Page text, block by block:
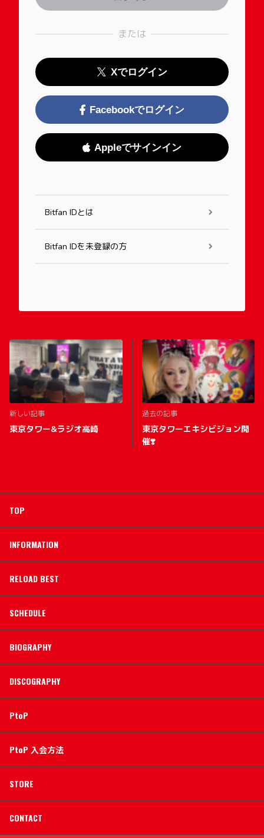
または
Xでログイン
Facebookでログイン
Appleでサインイン
Bitfan IDとは
Bitfan IDを未登録の方
新しい記事
東京タワー&ラジオ高崎
過去の記事
東京タワーエキシビジョン開
催❣️
TOP
INFORMATION
RELOAD BEST
SCHEDULE
BIOGRAPHY
DISCOGRAPHY
PtoP
PtoP 入会方法
STORE
CONTACT